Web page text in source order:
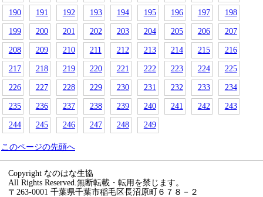
190 191 192 193 194 195 196 197 198
199 200 201 202 203 204 205 206 207
208 209 210 211 212 213 214 215 216
217 218 219 220 221 222 223 224 225
226 227 228 229 230 231 232 233 234
235 236 237 238 239 240 241 242 243
244 245 246 247 248 249
このページの先頭へ
Copyright なのはな生協
All Rights Reserved.無断転載・転用を禁じます。
〒263-0001 千葉県千葉市稲毛区長沼原町６７８－２